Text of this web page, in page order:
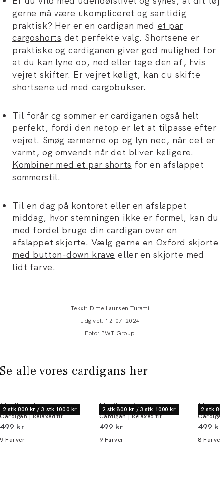
gerne må være ukompliceret og samtidig
praktisk? Her er en cardigan med et par
cargoshorts det perfekte valg. Shortsene er
praktiske og cardiganen giver god mulighed for
at du kan lyne op, ned eller tage den af, hvis
vejret skifter. Er vejret køligt, kan du skifte
shortsene ud med cargobukser.
Til forår og sommer er cardiganen også helt
perfekt, fordi den netop er let at tilpasse efter
vejret. Smøg ærmerne op og lyn ned, når det er
varmt, og omvendt når det bliver køligere.
Kombiner med et par shorts for en afslappet
sommerstil.
Til en dag på kontoret eller en afslappet
middag, hvor stemningen ikke er formel, kan du
med fordel bruge din cardigan over en
afslappet skjorte. Vælg gerne en Oxford skjorte
med button-down krave eller en skjorte med
lidt farve.
Tekst: Ditte Laursen Turatti
Udgivet: 12-07-2024
Foto: PWT Group
Se alle vores cardigans her
2 stk 800 kr / 3 stk 1000 kr
Lindbergh
Cardigan | Relaxed fit
I alt (inkl. rabat)
499 kr
9 Farver
2 stk 800 kr / 3 stk 1000 kr
Lindbergh
Cardigan | Relaxed fit
I alt (inkl. rabat)
499 kr
9 Farver
2 stk
I alt
499
8